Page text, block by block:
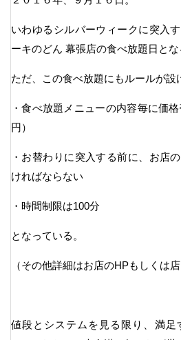
いわゆるシルバーウィークに突入
ーキのどん 幕張店の食べ放題日とな
ただ、この食べ放題にもルールが設
・食べ放題メニューの内容毎に価
円）
・お替わりに突入する前に、お店
ければならない
・時間制限は100分
となっている。
（その他詳細はお店のHPもしくは店
値段とシステムを見る限り、満足